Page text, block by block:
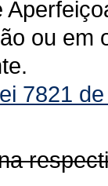
ou em
7821